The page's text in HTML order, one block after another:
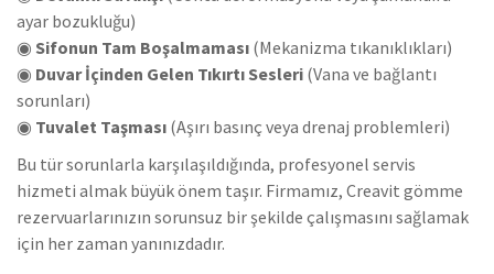
ayar bozukluğu)
◉ Sifonun Tam Boşalmaması (Mekanizma tıkanıklıkları)
◉ Duvar İçinden Gelen Tıkırtı Sesleri (Vana ve bağlantı
sorunları)
◉ Tuvalet Taşması (Aşırı basınç veya drenaj problemleri)
Bu tür sorunlarla karşılaşıldığında, profesyonel servis
hizmeti almak büyük önem taşır. Firmamız, Creavit gömme
rezervuarlarınızın sorunsuz bir şekilde çalışmasını sağlamak
için her zaman yanınızdadır.